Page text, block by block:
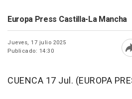
Europa Press Castilla-La Mancha
Jueves, 17 julio 2025
Publicado: 14:30
CUENCA 17 Jul. (EUROPA